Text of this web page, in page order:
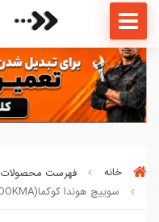
خانه
فهرست محصولات
سوییچ هوندا کوکما(COOKMA) سرامیکی اصل کد 1538025